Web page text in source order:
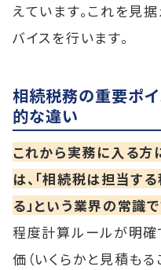
えています。これを見
バイスを行います。
相続税務の重要ポイ
的な違い
これから実務に入る方
は、「相続税は担当す
る」という業界の常識で
程度計算ルールが明確
価（いくらかと見積も